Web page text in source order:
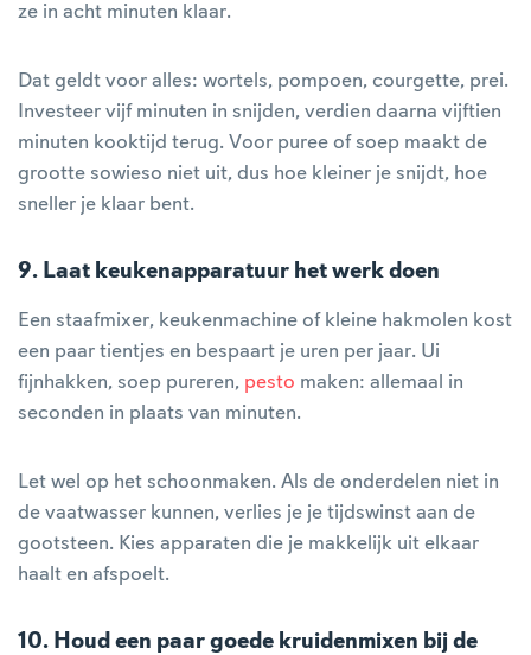
ze in acht minuten klaar.
Dat geldt voor alles: wortels, pompoen, courgette, prei.
Investeer vijf minuten in snijden, verdien daarna vijftien
minuten kooktijd terug. Voor puree of soep maakt de
grootte sowieso niet uit, dus hoe kleiner je snijdt, hoe
sneller je klaar bent.
9. Laat keukenapparatuur het werk doen
Een staafmixer, keukenmachine of kleine hakmolen kost
een paar tientjes en bespaart je uren per jaar. Ui
fijnhakken, soep pureren, pesto maken: allemaal in
seconden in plaats van minuten.
Let wel op het schoonmaken. Als de onderdelen niet in
de vaatwasser kunnen, verlies je je tijdswinst aan de
gootsteen. Kies apparaten die je makkelijk uit elkaar
haalt en afspoelt.
10. Houd een paar goede kruidenmixen bij de